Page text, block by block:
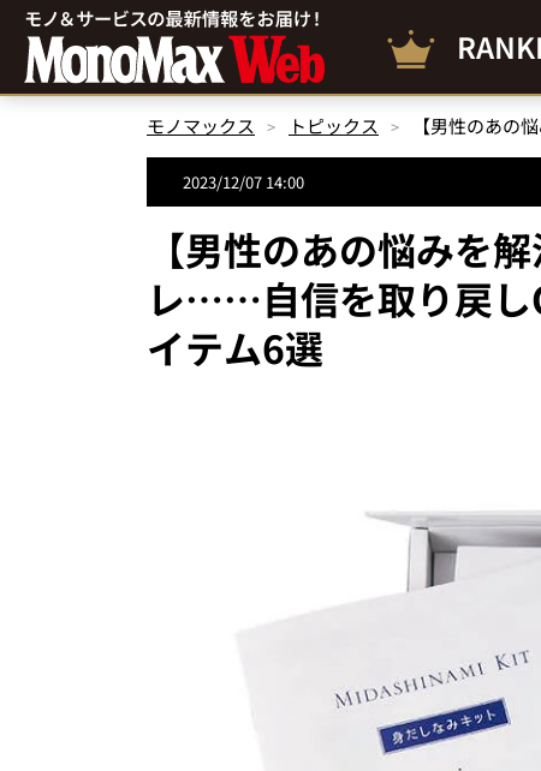
モノマックス トピックス
2023/12/07 14:00
【男性のあの悩みを
レ……自信を取り戻し
イテム6選